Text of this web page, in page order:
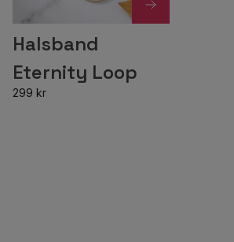
Halsband
Eternity Loop
299 kr